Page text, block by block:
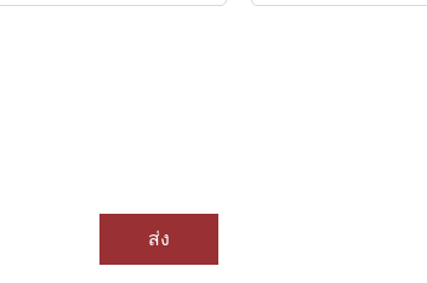
ส่ง